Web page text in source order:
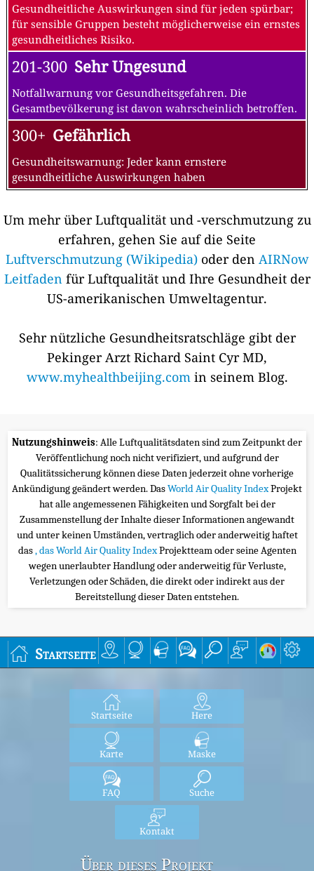
Gesundheitliche Auswirkungen sind für jeden spürbar;
für sensible Gruppen besteht möglicherweise ein ernstes
gesundheitliches Risiko.
201-300 Sehr Ungesund
Notfallwarnung vor Gesundheitsgefahren. Die
Gesamtbevölkerung ist davon wahrscheinlich betroffen.
300+ Gefährlich
Gesundheitswarnung: Jeder kann ernstere
gesundheitliche Auswirkungen haben
Um mehr über Luftqualität und -verschmutzung zu
erfahren, gehen Sie auf die Seite
Luftverschmutzung (Wikipedia)oder den AIRNow
Leitfaden für Luftqualität und Ihre Gesundheit der
US-amerikanischen Umweltagentur.
Sehr nützliche Gesundheitsratschläge gibt der
Pekinger Arzt Richard Saint Cyr MD,
www.myhealthbeijing.comin seinem Blog.
Nutzungshinweis: Alle Luftqualitätsdaten sind zum Zeitpunkt der
Veröffentlichung noch nicht verifiziert, und aufgrund der
Qualitätssicherung können diese Daten jederzeit ohne vorherige
Ankündigung geändert werden. DasWorld Air Quality IndexProjekt
hat alle angemessenen Fähigkeiten und Sorgfalt bei der
Zusammenstellung der Inhalte dieser Informationen angewandt
und unter keinen Umständen, vertraglich oder anderweitig haftet
das, das World Air Quality IndexProjektteam oder seine Agenten
wegen unerlaubter Handlung oder anderweitig für Verluste,
Verletzungen oder Schäden, die direkt oder indirekt aus der
Bereitstellung dieser Daten entstehen.
Startseite
Startseite Here
Karte Maske
FAQ Suche
Kontakt
Über dieses Projekt